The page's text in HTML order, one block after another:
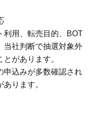
利用、転売目的、BOT
当社判断で抽選対象外
があります。
申込みが多数確認され
ります。